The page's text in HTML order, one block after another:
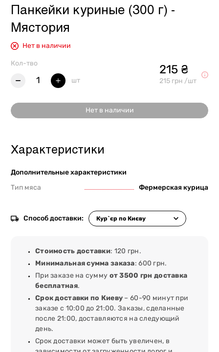
Панкейки куриные (300 г) -
Мястория
Нет в наличии
Кол-тво
1 шт
215 ₴
215 грн /шт
Нет в наличии
Характеристики
Дополнительные характеристики
Тип мяса
Фермерская курица
Способ доставки:
Стоимость доставки: 120 грн.
Минимальная сумма заказа: 600 грн.
При заказе на сумму от 3500 грн доставка
бесплатная.
Срок доставки по Киеву – 60-90 минут при
заказе с 10:00 до 21:00. Заказы, сделанные
после 21:00, доставляются на следующий
день.
Срок доставки может быть увеличен, в